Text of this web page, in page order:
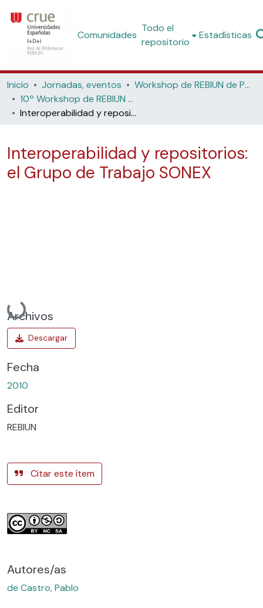
Comunidades
Todo el
repositorio
Estadísticas
Inicio Jornadas, eventos
Workshop de REBIUN de Proyectos Digitales
10º Workshop de REBIUN de Proyectos Digitales: Diez años de proyectos digitales: Cambian las bibliotecas, cambian los profesionales (Universitat de València i Universitat Politècnica de València, 2010)
Interoperabilidad y repositorios: el Grupo de Trabajo SONEX
Interoperabilidad y repositorios:
el Grupo de Trabajo SONEX
Cargando...
Archivos
Fecha
2010
Editor
REBIUN
Citar este ítem
Autores/as
de Castro, Pablo